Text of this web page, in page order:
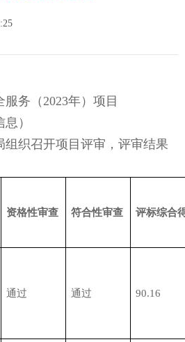
务（2023年）项目
）
组织召开项目评审，评审结果
资格性审查 符合性审查 评标综合
通过 通过 90.16